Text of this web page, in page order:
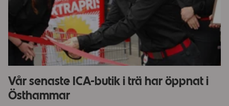
Vår senaste ICA-butik i trä har öppnat i
Östhammar